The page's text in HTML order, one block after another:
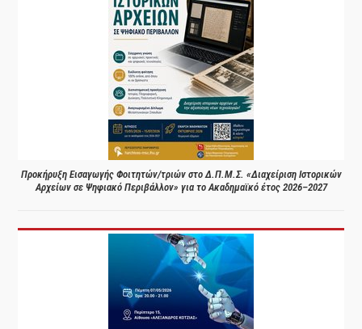
Προκήρυξη Εισαγωγής Φοιτητών/τριών στο Δ.Π.Μ.Σ. «Διαχείριση Ιστορικών
Αρχείων σε Ψηφιακό Περιβάλλον» για το Ακαδημαϊκό έτος 2026–2027